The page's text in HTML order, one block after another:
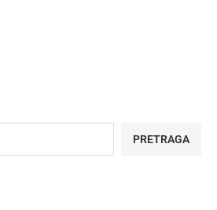
PRETRAGA